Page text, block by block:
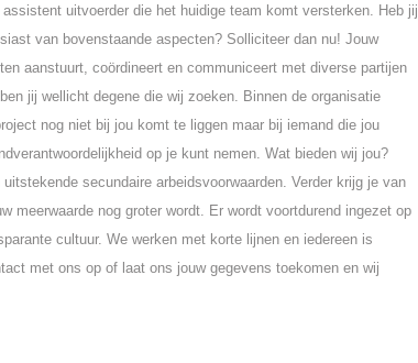
uitvoerder die het huidige team komt versterken. Heb jij
van bovenstaande aspecten? Solliciteer dan nu! Jouw
aanstuurt, coördineert en communiceert met diverse partijen
jij wellicht degene die wij zoeken. Binnen de organisatie
nog niet bij jou komt te liggen maar bij iemand die jou
op je kunt nemen. Wat bieden wij jou?
secundaire arbeidsvoorwaarden. Verder krijg je van
meerwaarde nog groter wordt. Er wordt voortdurend ingezet op
cultuur. We werken met korte lijnen en iedereen is
met ons op of laat ons jouw gegevens toekomen en wij